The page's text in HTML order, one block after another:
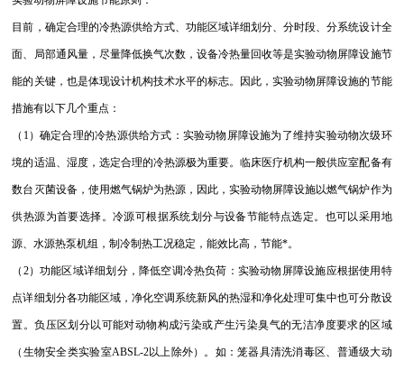
目前，确定合理的冷热源供给方式、功能区域详细划分、分时段、分系统设计全
面、局部通风量，尽量降低换气次数，设备冷热量回收等是实验动物屏障设施节
能的关键，也是体现设计机构技术水平的标志。因此，实验动物屏障设施的节能
措施有以下几个重点：
（1）确定合理的冷热源供给方式：实验动物屏障设施为了维持实验动物次级环
境的适温、湿度，选定合理的冷热源极为重要。临床医疗机构一般供应室配备有
数台灭菌设备，使用燃气锅炉为热源，因此，实验动物屏障设施以燃气锅炉作为
供热源为首要选择。冷源可根据系统划分与设备节能特点选定。也可以采用地
源、水源热泵机组，制冷制热工况稳定，能效比高，节能*。
（2）功能区域详细划分，降低空调冷热负荷：实验动物屏障设施应根据使用特
点详细划分各功能区域，净化空调系统新风的热湿和净化处理可集中也可分散设
置。负压区划分以可能对动物构成污染或产生污染臭气的无洁净度要求的区域
（生物安全类实验室ABSL-2以上除外）。如：笼器具清洗消毒区、普通级大动